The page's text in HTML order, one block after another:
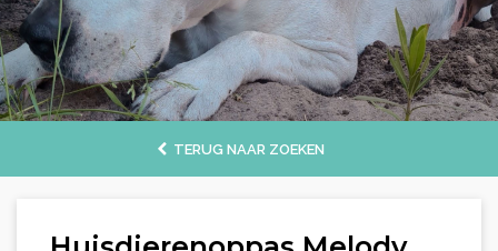
TERUG NAAR ZOEKEN